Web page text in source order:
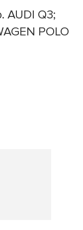
Q3;
POLO